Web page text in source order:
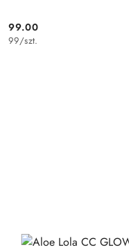
Cena:
99.00
99/szt.